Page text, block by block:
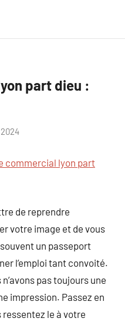
part dieu :
commercial lyon part
de reprendre
votre image et de vous
un passeport
l’emploi tant convoité.
pas toujours une
impression. Passez en
le à votre